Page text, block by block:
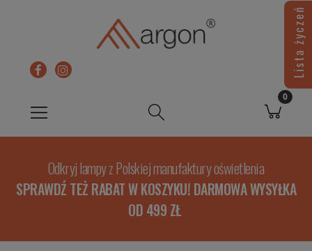
Odkryj lampy z Polskiej manufaktury oświetlenia
SPRAWDŹ TEŻ RABAT W KOSZYKU! DARMOWA WYSYŁKA
OD 499 ZŁ
Lista życzeń